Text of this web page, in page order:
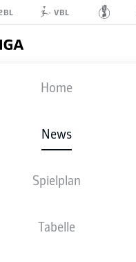
VBL
Home
News
Spielplan
Tabelle